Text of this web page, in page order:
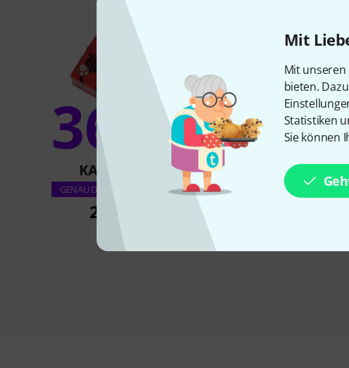
Mit
Mit
bieten.
Statistiken
Sie können
36%
KAUFTEN
GENAU DIESES PRODUKT
269 €
6%
KAUFTEN
MXR M299 Copy Mini